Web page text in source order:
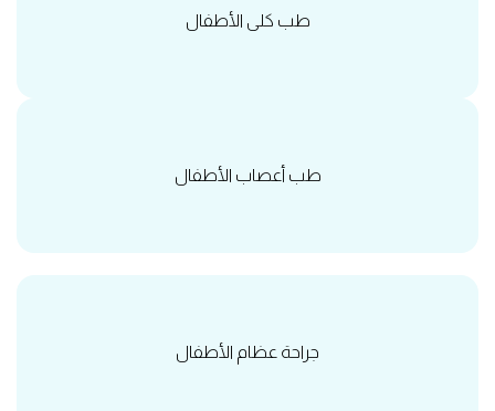
طب كلى الأطفال
طب أعصاب الأطفال
جراحة عظام الأطفال